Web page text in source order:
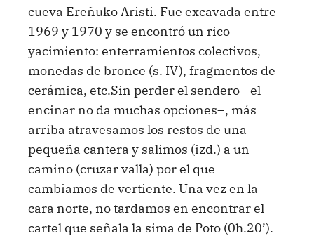
cueva Ereñuko Aristi. Fue excavada entre
1969 y 1970 y se encontró un rico
yacimiento: enterramientos colectivos,
monedas de bronce (s. IV), fragmentos de
cerámica, etc.Sin perder el sendero –el
encinar no da muchas opciones–, más
arriba atravesamos los restos de una
pequeña cantera y salimos (izd.) a un
camino (cruzar valla) por el que
cambiamos de vertiente. Una vez en la
cara norte, no tardamos en encontrar el
cartel que señala la sima de Poto (0h.20’).